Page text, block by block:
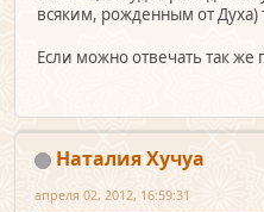
всяким, рожденным от Духа)
Если можно отвечать так же
Наталия Хучуа
апреля 02, 2012, 16:59:31